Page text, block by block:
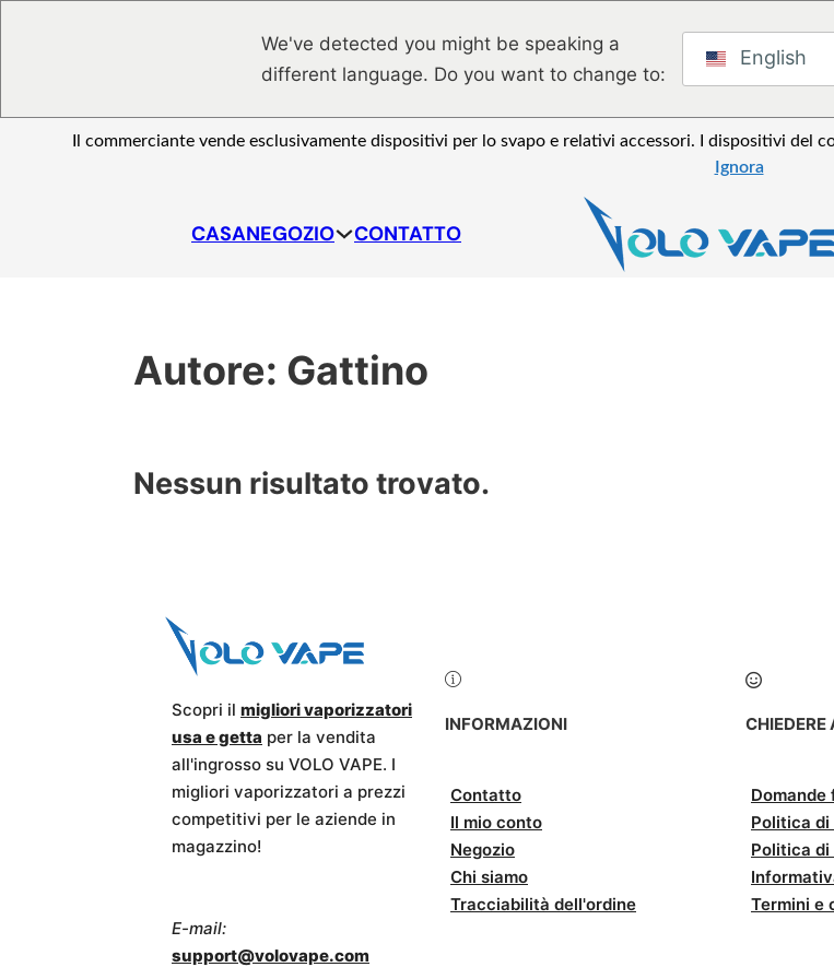
We've detected you might be speaking a
different language. Do you want to change to:
English
Il commerciante vende esclusivamente dispositivi per lo svapo e relativi accessori. I dispositivi del
Ignora
CASANEGOZIO CONTATTO
Autore: Gattino
Nessun risultato trovato.
Scopri il migliori vaporizzatori
usa e getta per la vendita
all'ingrosso su VOLO VAPE. I
migliori vaporizzatori a prezzi
competitivi per le aziende in
magazzino!
E-mail:
support@volovape.com
INFORMAZIONI
Contatto
Il mio conto
Negozio
Chi siamo
Tracciabilità dell'ordine
CHIEDERE
Domande
Politica di
Politica di
Termini e